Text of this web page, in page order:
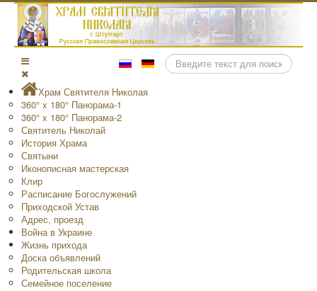
Поиск
Храм Святителя Николая
360° x 180° Панорама-1
360° x 180° Панорама-2
Святитель Николай
История Храма
Святыни
Иконописная мастерская
Клир
Расписание Богослужений
Приходской Устав
Адрес, проезд
Война в Украине
Жизнь прихода
Доска объявлений
Родительская школа
Семейное поселение